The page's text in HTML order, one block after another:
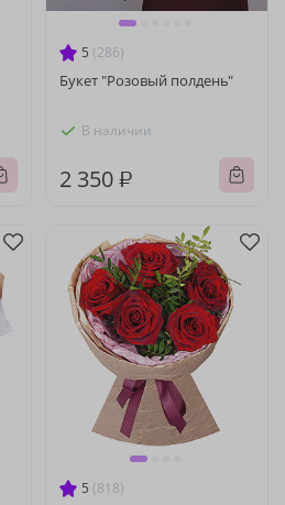
5 (286)
Букет "Розовый полдень"
В наличии
2 350 ₽
5 (818)